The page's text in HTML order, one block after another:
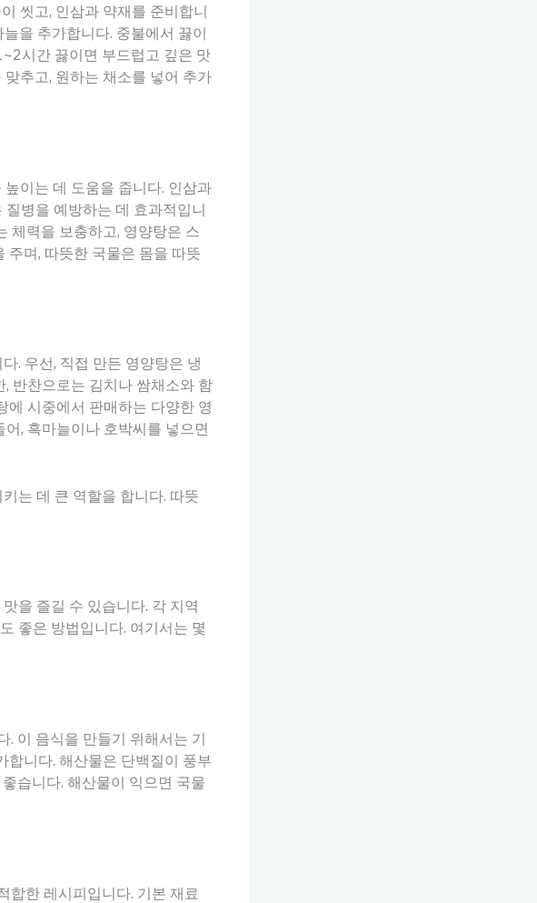
씻고, 인삼과 약재를 준비합니
을 추가합니다. 중불에서 끓이
시간 끓이면 부드럽고 깊은 맛
추고, 원하는 채소를 넣어 추가
이는 데 도움을 줍니다. 인삼과
병을 예방하는 데 효과적입니
체력을 보충하고, 영양탕은 스
주며, 따뜻한 국물은 몸을 따뜻
. 우선, 직접 만든 영양탕은 냉
반찬으로는 김치나 쌈채소와 함
에 시중에서 판매하는 다양한 영
, 흑마늘이나 호박씨를 넣으면
는 데 큰 역할을 합니다. 따뜻
을 즐길 수 있습니다. 각 지역
좋은 방법입니다. 여기서는 몇
. 이 음식을 만들기 위해서는 기
합니다. 해산물은 단백질이 풍부
습니다. 해산물이 익으면 국물
합한 레시피입니다. 기본 재료